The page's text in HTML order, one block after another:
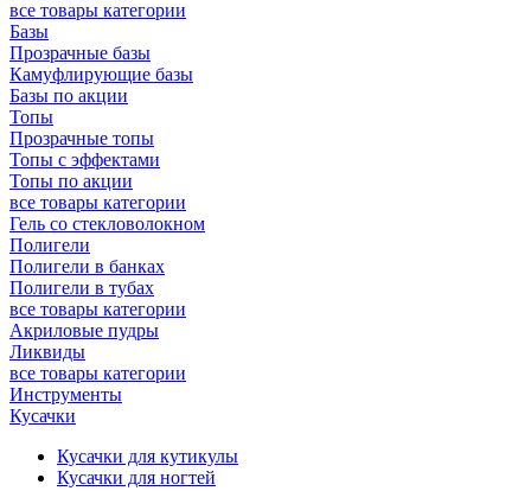
все товары категории
Базы
Прозрачные базы
Камуфлирующие базы
Базы по акции
Топы
Прозрачные топы
Топы с эффектами
Топы по акции
все товары категории
Гель со стекловолокном
Полигели
Полигели в банках
Полигели в тубах
все товары категории
Акриловые пудры
Ликвиды
все товары категории
Инструменты
Кусачки
Кусачки для кутикулы
Кусачки для ногтей